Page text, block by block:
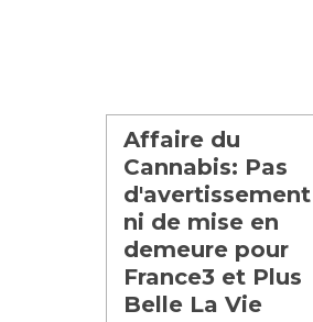
Affaire du
Cannabis: Pas
d'avertissement
ni de mise en
demeure pour
France3 et Plus
Belle La Vie